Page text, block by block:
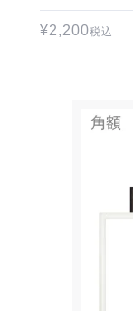
¥2,200税込